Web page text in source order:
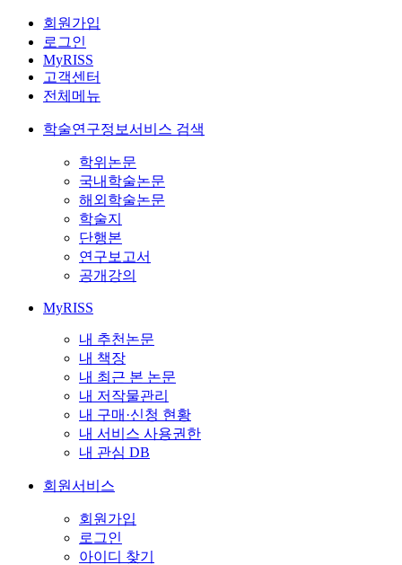
회원가입
로그인
MyRISS
고객센터
전체메뉴
학술연구정보서비스 검색
학위논문
국내학술논문
해외학술논문
학술지
단행본
연구보고서
공개강의
MyRISS
내 추천논문
내 책장
내 최근 본 논문
내 저작물관리
내 구매·신청 현황
내 서비스 사용권한
내 관심 DB
회원서비스
회원가입
로그인
아이디 찾기